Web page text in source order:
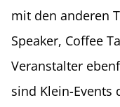
mit den anderen
Speaker, Coffee
Veranstalter
sind Klein-Events